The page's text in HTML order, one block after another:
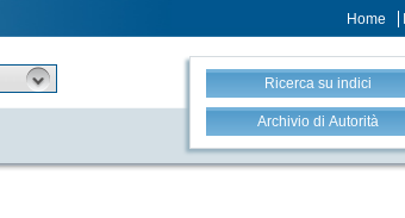
Home
Ricerca su indici
Archivio di Autorità